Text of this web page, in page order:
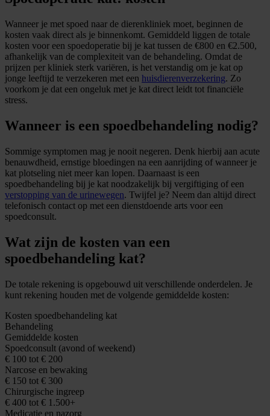
Wanneer je met spoed naar de dierenkliniek moet, beginnen de
kosten vaak direct als je binnenkomt. Gemiddeld liggen de totale
kosten voor een spoedoperatie bij je kat tussen de €800 en €2.500,
afhankelijk van de complexiteit van de behandeling. Omdat de
prijzen per kliniek sterk variëren, is het verstandig om je kat op
jonge leeftijd te verzekeren met een huisdierenverzekering. Zo
voorkom je dat een ongeluk met je kat direct leidt tot financiële
stress.
Wanneer is een spoedbehandeling nodig?
Sommige symptomen mag je nooit negeren. Denk hierbij aan acute
benauwdheid, ernstige bloedingen na een aanrijding of wanneer je
kat plotseling niet meer kan lopen. Daarnaast is een
spoedbehandeling bij je kat noodzakelijk bij vergiftiging of een
verstopping van de urinewegen. Twijfel je? Neem dan altijd direct
telefonisch contact op met een dienstdoende arts voor een
spoedconsult.
Wat zijn de kosten van een
spoedbehandeling kat?
De totale rekening is opgebouwd uit verschillende onderdelen. Je
kunt rekening houden met de volgende gemiddelde kosten:
Kosten spoedbehandeling kat
Behandeling
Gemiddelde kosten
Spoedconsult (avond of weekend)
€ 100 tot € 200
Narcose en bewaking
€ 150 tot € 300
Chirurgische ingreep
€ 400 tot € 1.500+
Medicatie en nazorg